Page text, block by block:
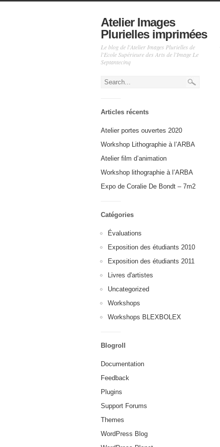
Atelier Images
Plurielles imprimées
Le blog de l'Atelier Images Plurielles de
l'Ecole Supérieure des Arts de l'Image Le
Septantecinq
Articles récents
Atelier portes ouvertes 2020
Workshop Lithographie à l’ARBA
Atelier film d’animation
Workshop lithographie à l’ARBA
Expo de Coralie De Bondt – 7m2
Catégories
Évaluations
Exposition des étudiants 2010
Exposition des étudiants 2011
Livres d'artistes
Uncategorized
Workshops
Workshops BLEXBOLEX
Blogroll
Documentation
Feedback
Plugins
Support Forums
Themes
WordPress Blog